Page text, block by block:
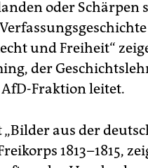
oder Schärpen
und Freiheit“
der
Fraktion leitet.
aus der
1813–1815,